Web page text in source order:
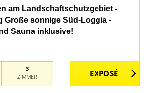
am Landschaftschutzgebiet -
Große sonnige Süd-Loggia -
Sauna inklusive!
3
ZIMMER